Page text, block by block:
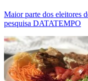
Maior parte dos eleitores
pesquisa DATATEMPO